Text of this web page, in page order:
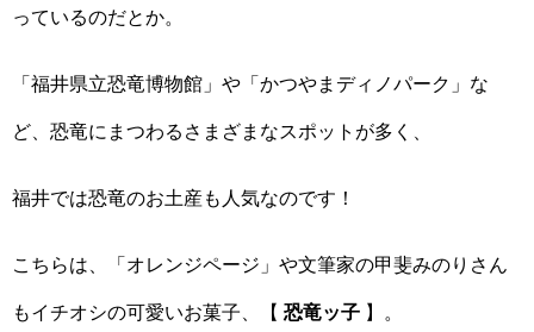
っているのだとか。
「福井県立恐竜博物館」や「かつやまディノパーク」な
ど、恐竜にまつわるさまざまなスポットが多く、
福井では恐竜のお土産も人気なのです！
こちらは、「オレンジページ」や文筆家の甲斐みのりさん
もイチオシの可愛いお菓子、【 恐竜ッ子 】。